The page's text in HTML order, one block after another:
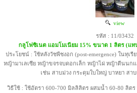
view
รหัส : 11/03432
กลูโฟซิเนต แอมโมเนียม 15% ขนาด 1 ลิตร (แ
ประโยชน์ : ใช้หลังวัชพืชงอก (post-emergence) ในทุเ
หญ้ามาเลเซีย หญ้าขจรจบดอกเล็ก หญ้าไผ่ หญ้าตีนนกแ
เช่น สาบม่วง กระดุมใบใหญ่ บาหยา สา
วิธีใช้ : ใช้อัตรา 600-700 มิลลิลิตร ผสมน้ำ 60-80 ลิต